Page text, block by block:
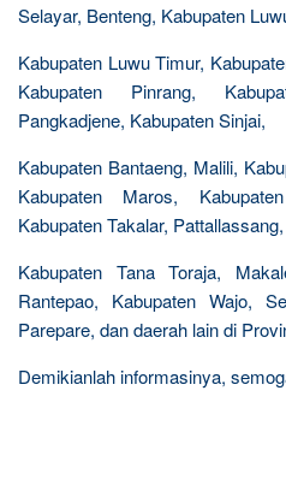
Selayar, Benteng, Kabupaten
Kabupaten Luwu Timur,
Kabupaten Pinrang,
Pangkadjene, Kabupaten Sinjai,
Kabupaten Bantaeng, Malili,
Kabupaten Maros,
Kabupaten Takalar, Pattallassang,
Kabupaten Tana Toraja,
Rantepao, Kabupaten Wajo,
Parepare, dan daerah lain di
Demikianlah informasinya,